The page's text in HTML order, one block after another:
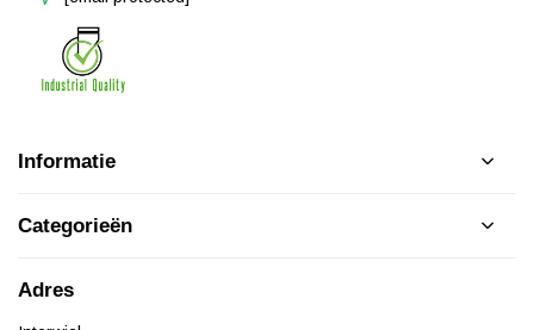
Informatie
Categorieën
Adres